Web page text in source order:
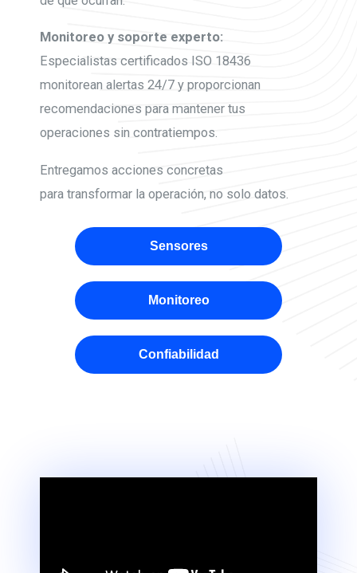
Monitoreo y soporte experto:
Especialistas certificados ISO 18436
monitorean alertas 24/7 y proporcionan
recomendaciones para mantener tus
operaciones sin contratiempos.
Entregamos acciones concretas
para transformar la operación, no solo datos.
Sensores
Monitoreo
Confiabilidad